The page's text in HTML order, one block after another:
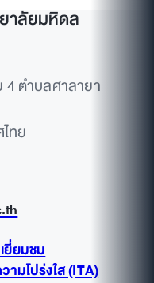
าลัยมหิดล
ตำบลศาลายา
ทย
ยี่ยมชม
มโปร่งใส (ITA)